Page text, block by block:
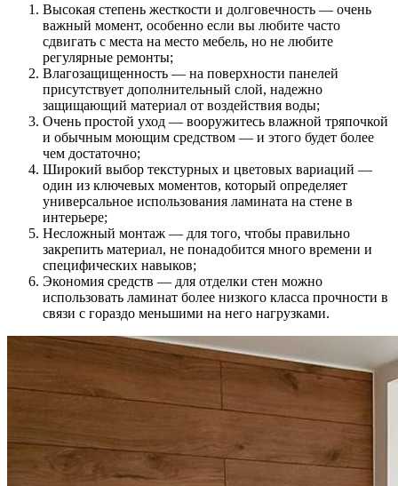
Высокая степень жесткости и долговечность — очень
важный момент, особенно если вы любите часто
сдвигать с места на место мебель, но не любите
регулярные ремонты;
Влагозащищенность — на поверхности панелей
присутствует дополнительный слой, надежно
защищающий материал от воздействия воды;
Очень простой уход — вооружитесь влажной тряпочкой
и обычным моющим средством — и этого будет более
чем достаточно;
Широкий выбор текстурных и цветовых вариаций —
один из ключевых моментов, который определяет
универсальное использования ламината на стене в
интерьере;
Несложный монтаж — для того, чтобы правильно
закрепить материал, не понадобится много времени и
специфических навыков;
Экономия средств — для отделки стен можно
использовать ламинат более низкого класса прочности в
связи с гораздо меньшими на него нагрузками.